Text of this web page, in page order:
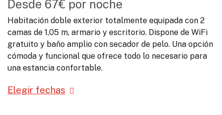
Desde 67€ por noche
Habitación doble exterior totalmente equipada con 2
camas de 1,05 m, armario y escritorio. Dispone de WiFi
gratuito y baño amplio con secador de pelo. Una opción
cómoda y funcional que ofrece todo lo necesario para
una estancia confortable.
Elegir fechas